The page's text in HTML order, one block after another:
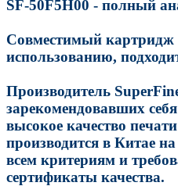
SF-50F5H00 - полный
Совместимый картридж
использованию,
Производитель
зарекомендовавших
высокое качество
производится в Китае
всем критериям и
сертификаты качества.